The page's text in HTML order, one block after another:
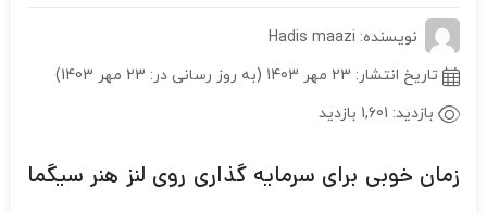
نویسنده: Hadis maazi
تاریخ انتشار: 23 مهر 1403 (به روز رسانی در: 23 مهر 1403)
بازدید: 1,601 بازدید
زمان خوبی برای سرمایه گذاری روی لنز هنر سیگما